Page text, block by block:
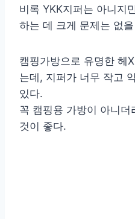
비록 YKK지퍼는 아니지
하는 데 크게 문제는 없
캠핑가방으로 유명한 헤
는데, 지퍼가 너무 작고
있다.
꼭 캠핑용 가방이 아니
것이 좋다.